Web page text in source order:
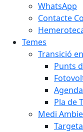
WhatsApp
Contacte
Temes
Transició
Punts
Pla de
Medi